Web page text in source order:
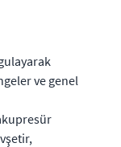
ve genel